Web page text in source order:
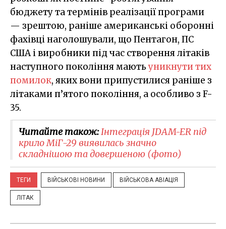
бюджету та термінів реалізації програми
— зрештою, раніше американські оборонні
фахівці наголошували, що Пентагон, ПС
США і виробники під час створення літаків
наступного покоління маютьуникнути тих
помилок, яких вони припустилися раніше з
літаками п’ятого покоління, а особливо з F-
35.
Читайте також:Інтеграція JDAM-ER під
крило МіГ-29 виявилась значно
складнішою та довершеною (фото)
ТЕГИ ВІЙСЬКОВІ НОВИНИ ВІЙСЬКОВА АВІАЦІЯ
ЛІТАК